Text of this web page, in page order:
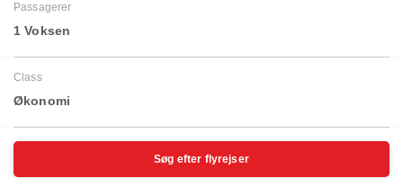
Passagerer
1 Voksen
Class
Økonomi
Søg efter flyrejser